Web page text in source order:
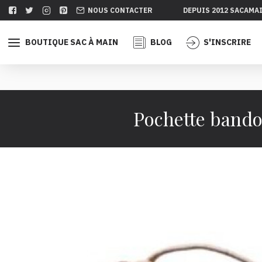
NOUS CONTACTER DEPUIS 2012
BOUTIQUE SAC À MAIN BLOG S'INSCRIRE
Pochette